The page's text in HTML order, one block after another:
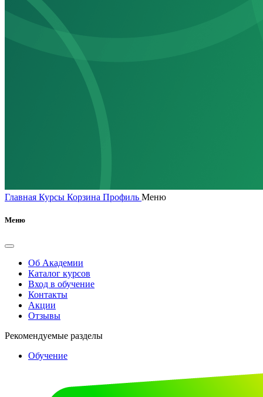
Главная Курсы Корзина Профиль Меню
Меню
Об Академии
Каталог курсов
Вход в обучение
Контакты
Акции
Отзывы
Рекомендуемые разделы
Обучение